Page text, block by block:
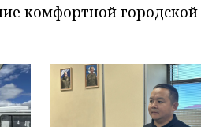
комфортной